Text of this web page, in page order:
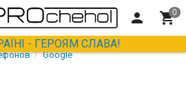
- ГЕРОЯМ СЛАВА!
Google